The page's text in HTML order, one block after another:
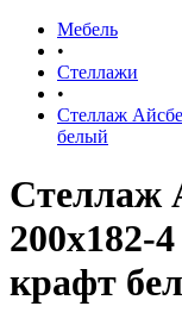
Мебель
•
Стеллажи
•
Стеллаж
белый
Стеллаж
200х182-
крафт